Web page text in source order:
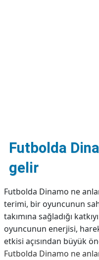
Futbolda
gelir
Futbolda Dinamo ne
terimi, bir oyuncunun
takımına sağladığı
oyuncunun enerjisi,
etkisi açısından büyük
Futbolda Dinamo ne